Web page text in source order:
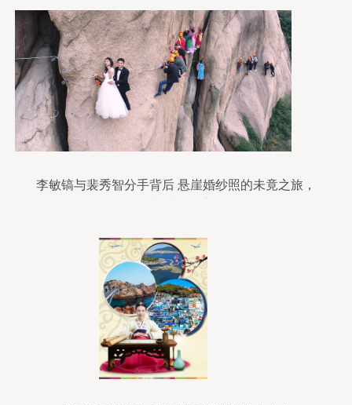
李敏镐与裴秀智分手背后 悬崖婚纱照的未竟之旅，